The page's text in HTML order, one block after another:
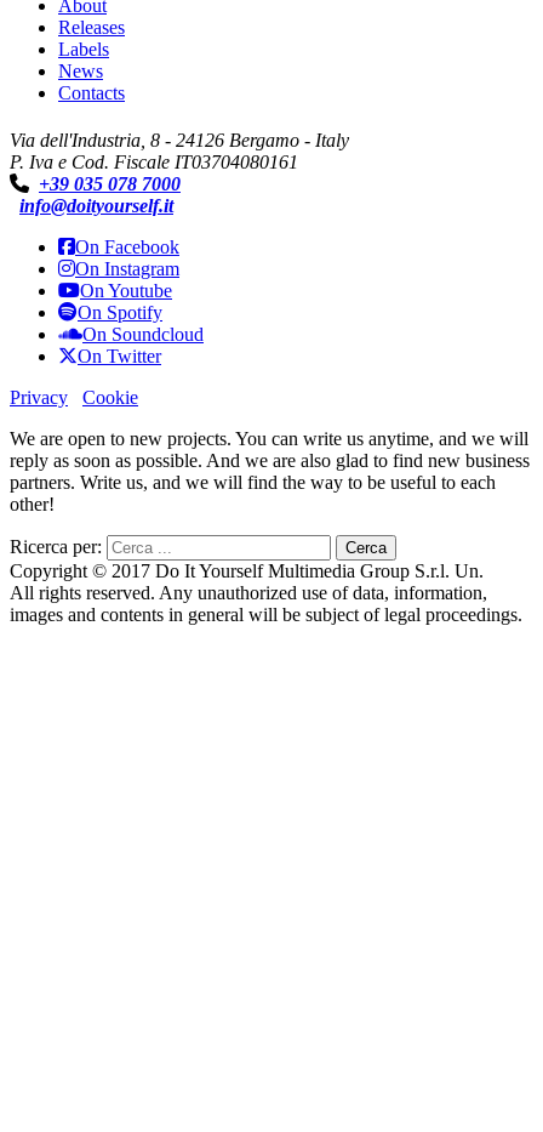
About
Releases
Labels
News
Contacts
Via dell'Industria, 8 - 24126 Bergamo - Italy
P. Iva e Cod. Fiscale IT03704080161
+39 035 078 7000
info@doityourself.it
On Facebook
On Instagram
On Youtube
On Spotify
On Soundcloud
On Twitter
Privacy
Cookie
We are open to new projects. You can write us anytime, and we will
reply as soon as possible. And we are also glad to find new business
partners. Write us, and we will find the way to be useful to each
other!
Ricerca per:
Copyright © 2017 Do It Yourself Multimedia Group S.r.l. Un.
All rights reserved. Any unauthorized use of data, information,
images and contents in general will be subject of legal proceedings.